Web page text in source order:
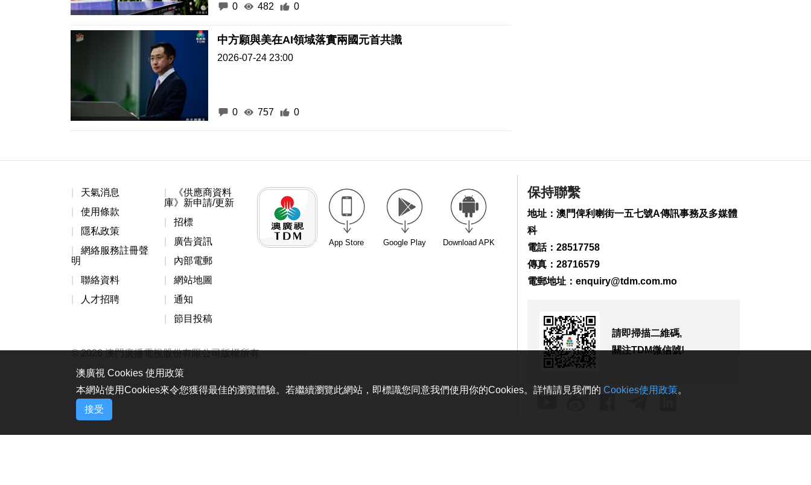
0 482 0
中方願與美在AI領域落實兩國元首共識
2026-07-24 23:00
0 757 0
2026-08-06 17:58
2026-08-06 17:38
2324
0
天橋串聯北區步行網
天氣消息
使用條款
隱私政策
網絡服務註冊聲
明
聯絡資料
人才招聘
《供應商資料
庫》新申請/更新
招標
廣告資訊
內部電郵
網站地圖
通知
節目投稿
App Store Google Play Download APK
© 2026 澳門廣播電視股份有限公司版權所有
保持聯繫
地址：澳門俾利喇街一五七號A傳訊事務及多媒體
科
電話：28517758
傳真：28716579
電郵地址： enquiry@tdm.com.mo
請即掃描二維碼,
關注TDM微信號!
澳廣視 Cookies 使用政策
本網站使用Cookies來令您獲得最佳的瀏覽體驗。若繼續瀏覽此網站，即標識您同意我們使用你的Cookies。詳情請見我們的 Cookies使用政策。
接受